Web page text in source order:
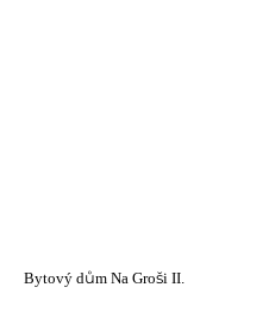
Bytový dům Na Groši II.